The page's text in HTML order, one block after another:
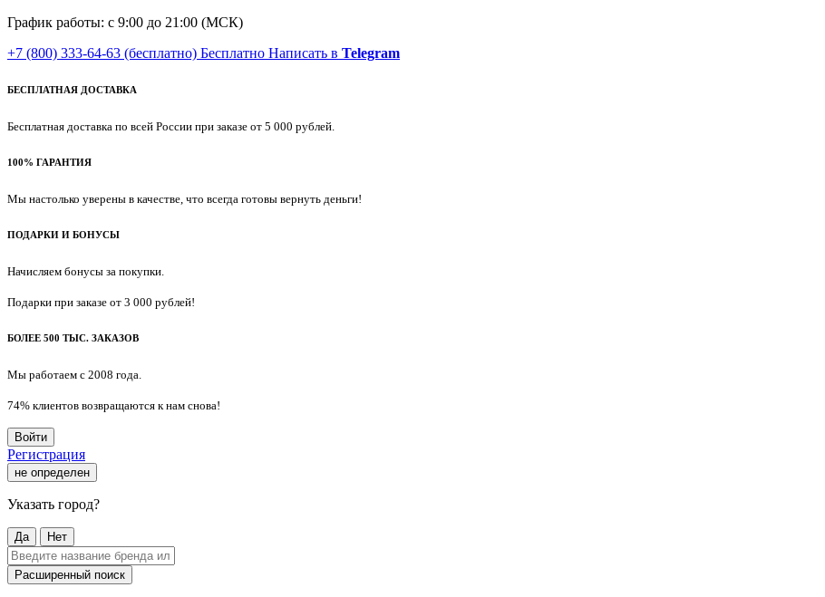
График работы: с 9:00 до 21:00 (МСК)
+7 (800) 333-64-63 (бесплатно) Бесплатно Написать в Telegram
БЕСПЛАТНАЯ ДОСТАВКА
Бесплатная доставка по всей России при заказе от 5 000 рублей.
100% ГАРАНТИЯ
Мы настолько уверены в качестве, что всегда готовы вернуть деньги!
ПОДАРКИ И БОНУСЫ
Начисляем бонусы за покупки.
Подарки при заказе от 3 000 рублей!
БОЛЕЕ 500 ТЫС. ЗАКАЗОВ
Мы работаем с 2008 года.
74% клиентов возвращаются к нам снова!
Войти
Регистрация
не определен
Указать город?
Да Нет
Расширенный поиск